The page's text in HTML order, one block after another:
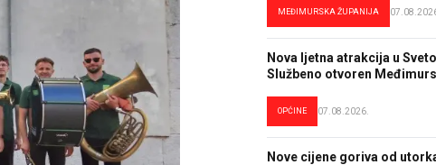
MEĐIMURSKA ŽUPANIJA
Nova ljetna atrakcija u
Službeno otvoren
OPĆINE 07.08.2026.
Nove cijene goriva od